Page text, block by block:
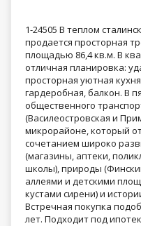
1-24505 В теплом
продается просторная
площадью 86,4 кв.м. В
отличная планировка:
просторная уютная
гардеробная, балкон. В
общественного
(Василеостровская и
микрорайоне, который
сочетанием широко
(магазины, аптеки,
школы), природы
аллеями и детскими
кустами сирени) и
Встречная покупка
лет. Подходит под